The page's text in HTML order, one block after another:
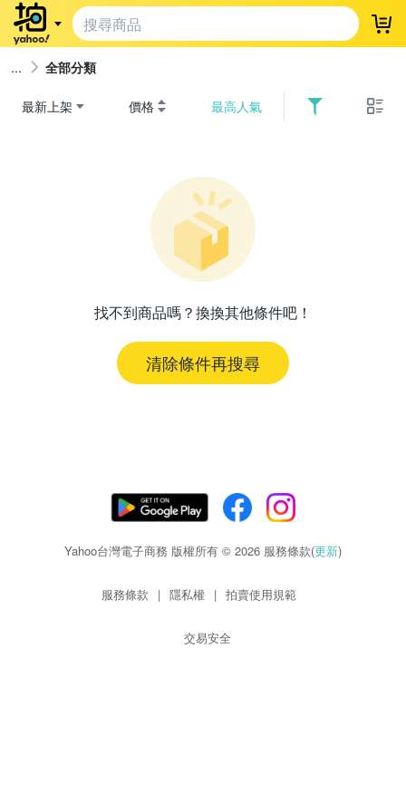
登
全部分類
最新上架 價格 最高人氣
找不到商品嗎？換換其他條件吧！
清除條件再搜尋
Yahoo台灣電子商務 版權所有 © 2026 服務條款(更新)
服務條款 | 隱私權 | 拍賣使用規範
交易安全